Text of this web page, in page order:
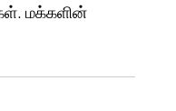
மக்களின்